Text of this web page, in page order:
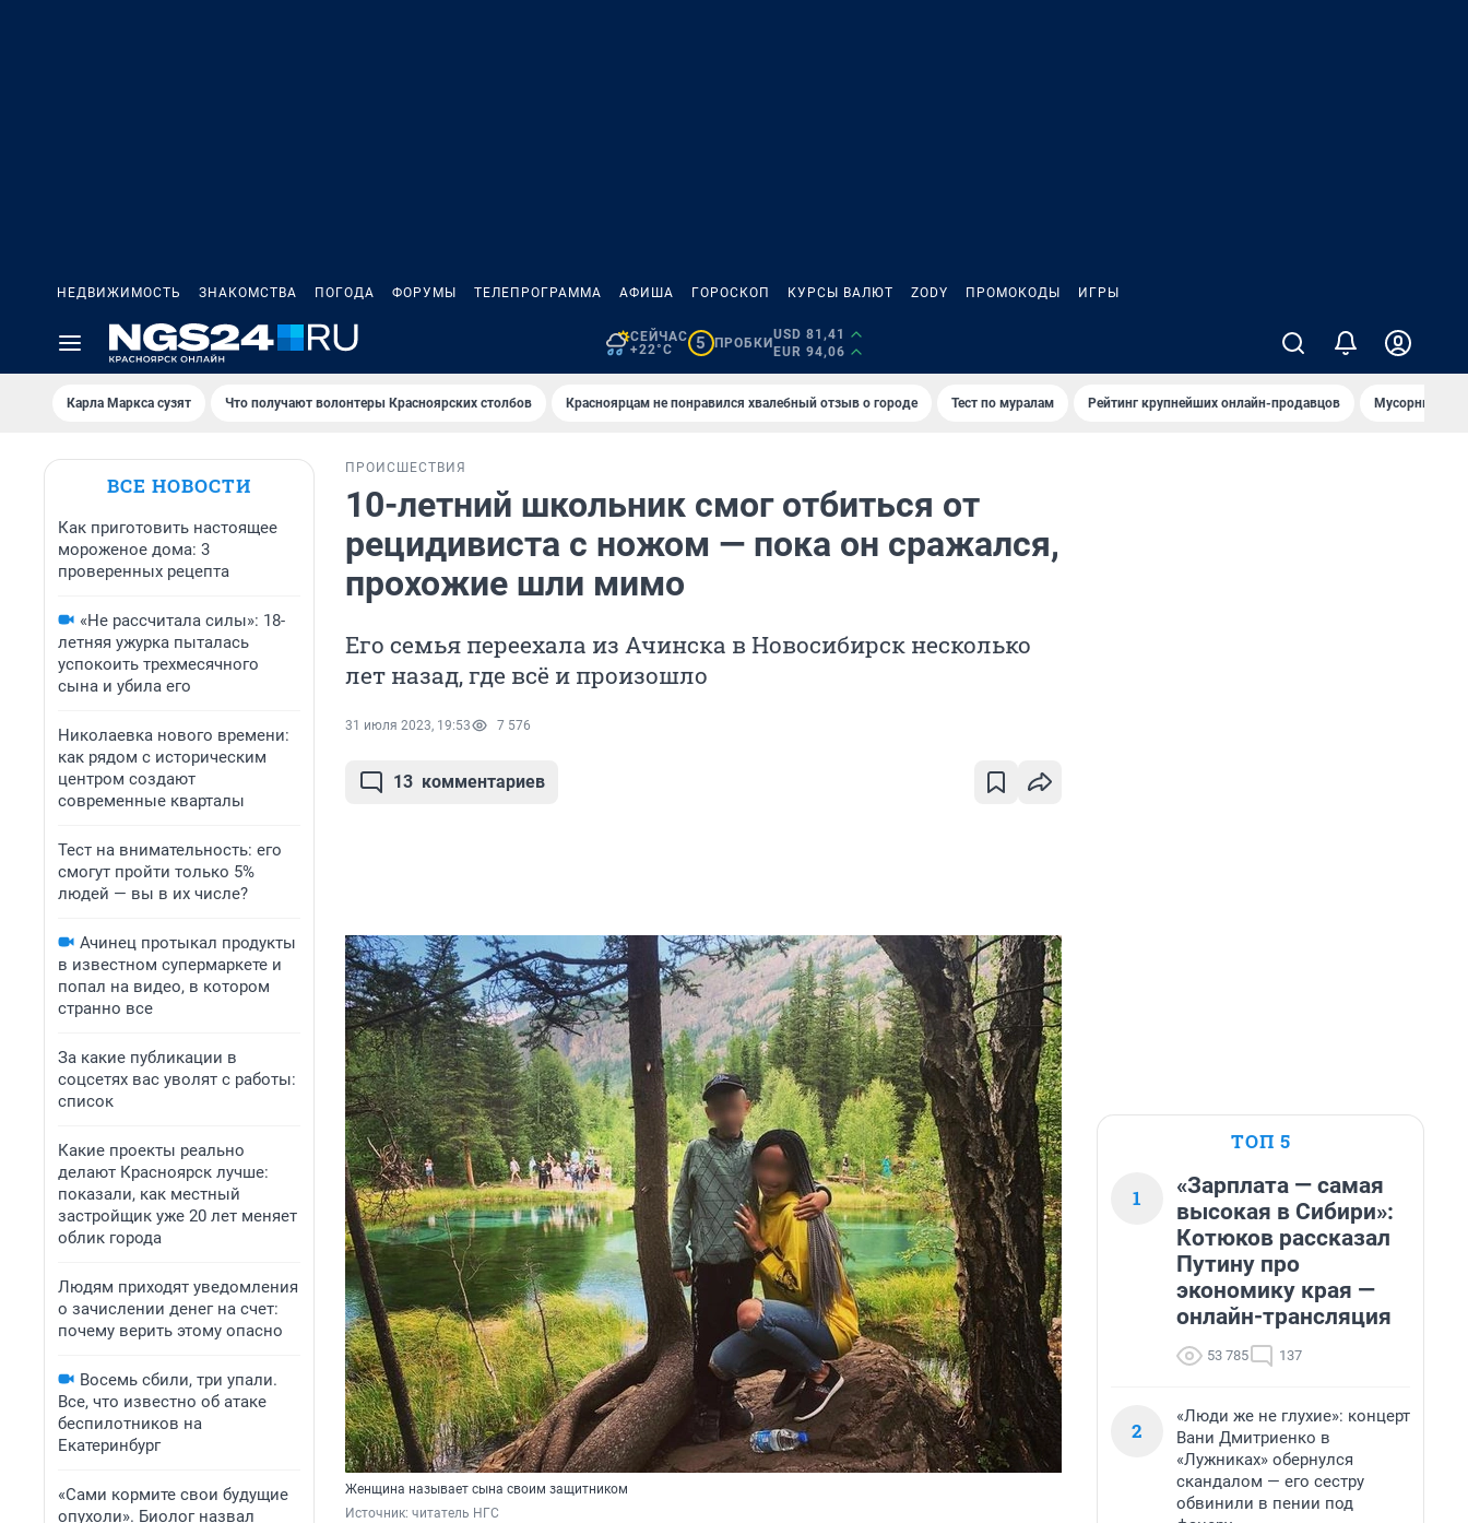
НЕДВИЖИМОСТЬ ЗНАКОМСТВА ПОГОДА ФОРУМЫ ТЕЛЕПРОГРАММА АФИША ГОРОСКОП КУРСЫ ВАЛЮТ ZODY ПРОМОКОДЫ ИГРЫ
СЕЙЧАС
+22°C
5 ПРОБКИ
USD 81,41
EUR 94,06
Карла Маркса сузят Что получают волонтеры Красноярских столбов Красноярцам не понравился хвалебный отзыв о городе Тест по мурaлaм Рейтинг крупнейших онлайн-продавцов Мусорный
ВСЕ НОВОСТИ
Как приготовить настоящее
мороженое дома: 3
проверенных рецепта
«Не рассчитала силы»: 18-
летняя ужурка пыталась
успокоить трехмесячного
сына и убила его
Николаевка нового времени:
как рядом с историческим
центром создают
современные кварталы
Тест на внимательность: его
смогут пройти только 5%
людей — вы в их числе?
Ачинец протыкал продукты
в известном супермаркете и
попал на видео, в котором
странно все
За какие публикации в
соцсетях вас уволят с работы:
список
Какие проекты реально
делают Красноярск лучше:
показали, как местный
застройщик уже 20 лет меняет
облик города
Людям приходят уведомления
о зачислении денег на счет:
почему верить этому опасно
Восемь сбили, три упали.
Все, что известно об атаке
беспилотников на
Екатеринбург
«Сами кормите свои будущие
опухоли». Биолог назвал
ПРОИСШЕСТВИЯ
10-летний школьник смог отбиться от
рецидивиста с ножом — пока он сражался,
прохожие шли мимо
Его семья переехала из Ачинска в Новосибирск несколько
лет назад, где всё и произошло
31 июля 2023, 19:53 7 576
13 комментариев
Женщина называет сына своим защитником
Источник: читатель НГС
ТОП 5
1
«Зарплата — самая
высокая в Сибири»:
Котюков рассказал
Путину про
экономику края —
онлайн-трансляция
53 785 137
2
«Люди же не глухие»: концерт
Вани Дмитриенко в
«Лужниках» обернулся
скандалом — его сестру
обвинили в пении под